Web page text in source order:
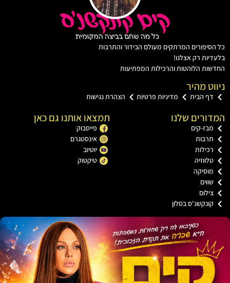
המרתקים מעולם הבידור והתרבות
רק אצלנו!
הלוהטות והרכילות המפתיעות
מהיר
הבית מדיניות פרטיות הצהרת נגישות
שלנו
קים
בסלון
תמצאו אותנו גם כאן
פייסבוק
אינסטגרם
יוטיוב
טיקטוק